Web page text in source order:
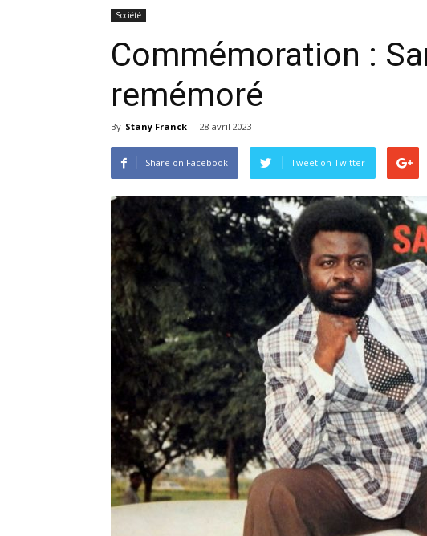
Société
Commémoration :
remémoré
By Stany Franck - 28 avril 2023
Share on Facebook Tweet on Twitter